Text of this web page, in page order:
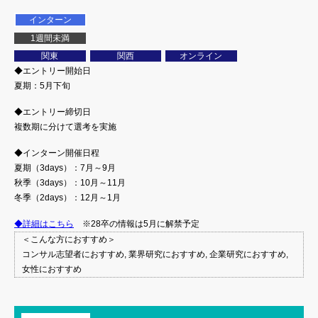
インターン
1週間未満
関東
関西
オンライン
◆エントリー開始日
夏期：5月下旬
◆エントリー締切日
複数期に分けて選考を実施
◆インターン開催日程
夏期（3days）：7月～9月
秋季（3days）：10月～11月
冬季（2days）：12月～1月
◆詳細はこちら
※28卒の情報は5月に解禁予定
＜こんな方におすすめ＞
コンサル志望者におすすめ, 業界研究におすすめ, 企業研究におすすめ,
女性におすすめ